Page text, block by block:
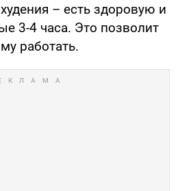
– есть здоровую и
3-4 часа. Это позволит
работать.